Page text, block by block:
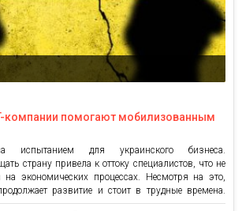
компании помогают мобилизованным
испытанием для украинского бизнеса.
страну привела к оттоку специалистов, что не
на экономических процессах. Несмотря на это,
развитие и стоит в трудные времена.
Ассоциации программной инженерии (EASE)